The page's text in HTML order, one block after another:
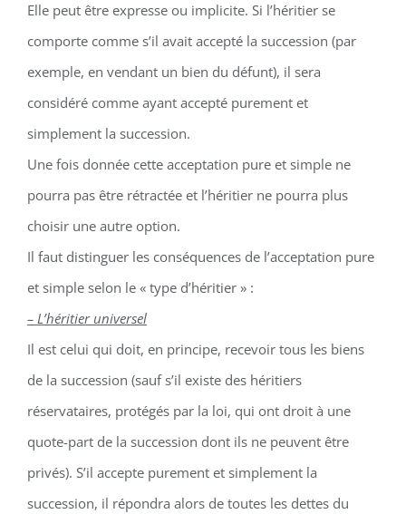
Elle peut être expresse ou implicite. Si l’héritier se
comporte comme s’il avait accepté la succession (par
exemple, en vendant un bien du défunt), il sera
considéré comme ayant accepté purement et
simplement la succession.
Une fois donnée cette acceptation pure et simple ne
pourra pas être rétractée et l’héritier ne pourra plus
choisir une autre option.
Il faut distinguer les conséquences de l’acceptation pure
et simple selon le « type d’héritier » :
– L’héritier universel
Il est celui qui doit, en principe, recevoir tous les biens
de la succession (sauf s’il existe des héritiers
réservataires, protégés par la loi, qui ont droit à une
quote-part de la succession dont ils ne peuvent être
privés). S’il accepte purement et simplement la
succession, il répondra alors de toutes les dettes du